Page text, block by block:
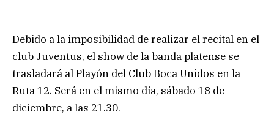
Debido a la imposibilidad de realizar el recital en el
club Juventus, el show de la banda platense se
trasladará al Playón del Club Boca Unidos en la
Ruta 12. Será en el mismo día, sábado 18 de
diciembre, a las 21.30.